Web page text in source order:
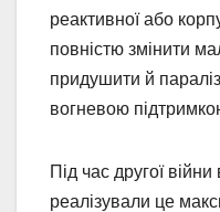
реактивної або
повністю змінити
придушити й
вогневою
Під час другої
реалізували це